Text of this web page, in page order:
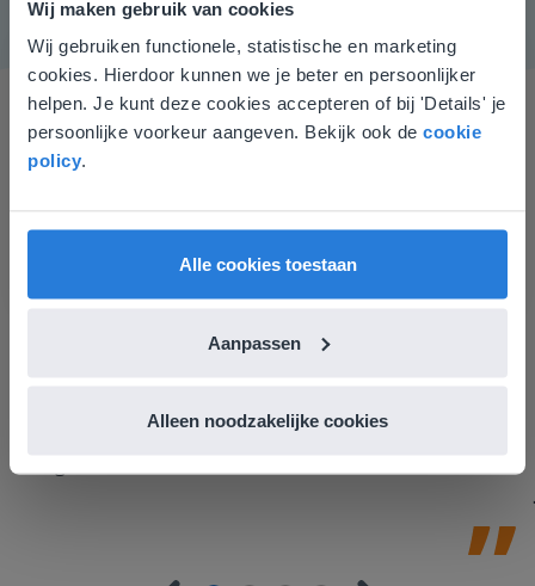
Wij maken gebruik van cookies
Wij gebruiken functionele, statistische en marketing
cookies. Hierdoor kunnen we je beter en persoonlijker
helpen. Je kunt deze cookies accepteren of bij 'Details' je
persoonlijke voorkeur aangeven. Bekijk ook de cookie
policy.
Alle cookies toestaan
Aanpassen
Alleen noodzakelijke cookies
Ik vind de professionaliteit en behulpzaamheid een
groot pluspunt van Gynzy. Datzelfde geldt voor het
informatievoorziening via de website. Ik kan niets ter
Leerkracht / ICT-coördinator op de Prinses
Deze website komt niet
overeen met je locatie
Gezien je locatie, denken we dat je misschien
liever naar de website voor English gaat. Hier
English
Nederland